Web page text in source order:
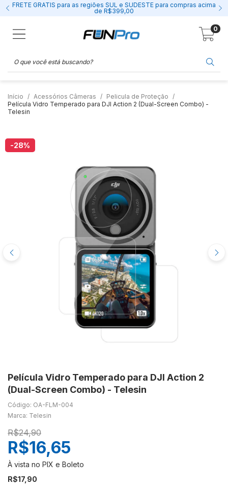
FRETE GRÁTIS para as regiões SUL e SUDESTE para compras acima
de R$399,00
0
Início Acessórios Câmeras
Pelicula de Proteção
Película Vidro Temperado para DJI Action 2 (Dual-Screen Combo) -
Telesin
-28%
Película Vidro Temperado para DJI Action 2
(Dual-Screen Combo) - Telesin
Código: OA-FLM-004
Marca: Telesin
R$24,90
R$17,90
R$16,65